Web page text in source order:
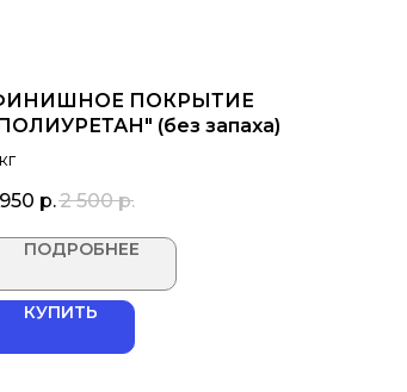
ПОКРЫТИЕ
(без запаха)
р.2 500 р.
ПОДРОБНЕЕ
КУПИТЬ